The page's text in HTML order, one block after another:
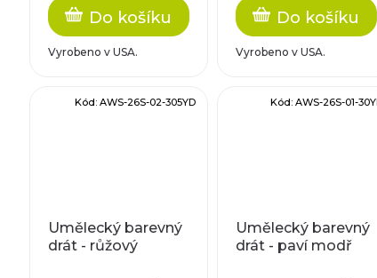
Do košíku
Vyrobeno v USA.
Do košíku
Vyrobeno v USA.
Umělecký barevný
drát - růžový
Kód: AWS-26S-02-305YD
Umělecký barevný
drát - paví modř
Kód: AWS-26S-01-